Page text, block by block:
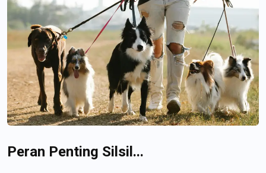
Peran Penting Silsil...